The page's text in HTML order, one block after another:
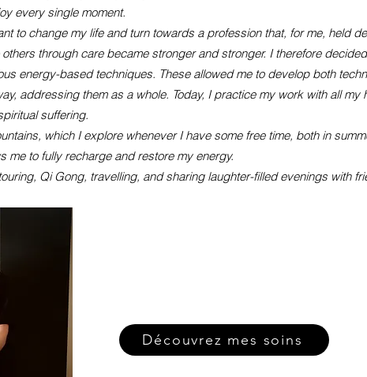
every single moment.
to change my life and turn towards a profession that, for me, held
through care became stronger and stronger. I therefore
energy-based techniques. These allowed me to develop both
addressing them as a whole. Today, I practice my work with all
suffering.
which I explore whenever I have some free time, both in
me to fully recharge and restore my energy.
Qi Gong, travelling, and sharing laughter-filled evenings with
Découvrez mes soins